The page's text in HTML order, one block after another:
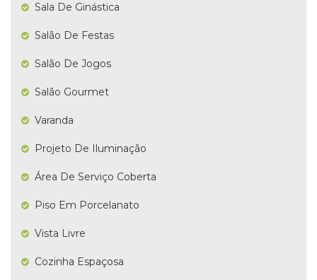
Sala De Ginástica
Salão De Festas
Salão De Jogos
Salão Gourmet
Varanda
Projeto De Iluminação
Área De Serviço Coberta
Piso Em Porcelanato
Vista Livre
Cozinha Espaçosa